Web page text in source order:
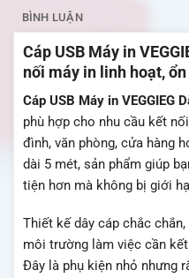
BÌNH LUẬN
Cáp USB Máy in
nối máy in linh hoạt,
Cáp USB Máy in VEGGIEG
phù hợp cho nhu cầu kết
đình, văn phòng, cửa hàng
dài 5 mét, sản phẩm giúp
tiện hơn mà không bị giới
Thiết kế dây cáp chắc
môi trường làm việc cần
Đây là phụ kiện nhỏ nhưng